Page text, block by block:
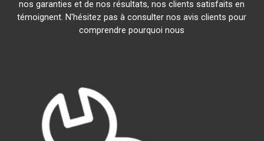
nos garanties et de nos résultats, nos clients satisfaits en
témoignent. N'hésitez pas à consulter nos avis clients pour
comprendre pourquoi nous